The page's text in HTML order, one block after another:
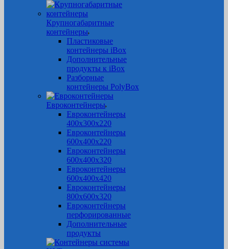
Крупногабаритные
контейнеры
Пластиковые
контейнеры iBox
Дополнительные
продукты к iBox
Разборные
контейнеры PolyBox
Евроконтейнеры
Евроконтейнеры
400х300х220
Евроконтейнеры
600х400х220
Евроконтейнеры
600х400х320
Евроконтейнеры
600х400х420
Евроконтейнеры
800х600х320
Евроконтейнеры
перфорированные
Дополнительные
продукты